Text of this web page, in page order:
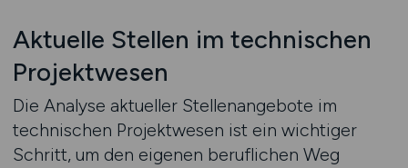
Aktuelle Stellen im technischen
Projektwesen
Die Analyse aktueller Stellenangebote im
technischen Projektwesen ist ein wichtiger
Schritt, um den eigenen beruflichen Weg